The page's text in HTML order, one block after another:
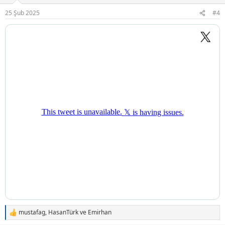
:
25 Şub 2025 #4
T
mustafag, HasanTürkve Emirhan